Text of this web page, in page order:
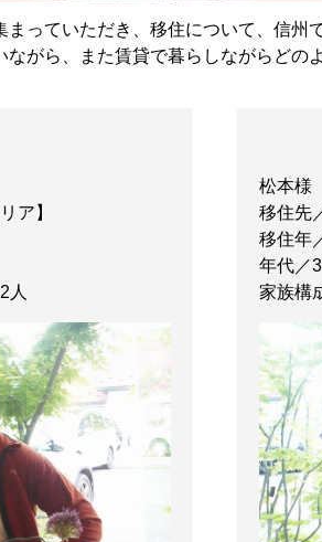
っていただき、移住について、信州
がら、また賃貸で暮らしながらどの
ア】
人
松本様
移住先
移住年
年代／
家族構